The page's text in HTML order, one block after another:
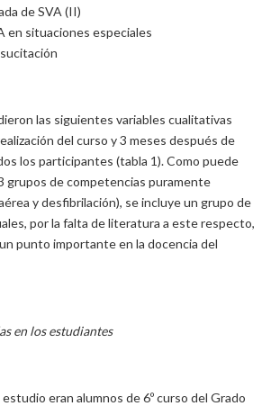
de SVA (II)
en situaciones especiales
las siguientes variables cualitativas
del curso y 3 meses después de
los participantes (tabla 1). Como puede
grupos de competencias puramente
y desfibrilación), se incluye un grupo de
por la falta de literatura a este respecto,
punto importante en la docencia del
en los estudiantes
eran alumnos de 6º curso del Grado